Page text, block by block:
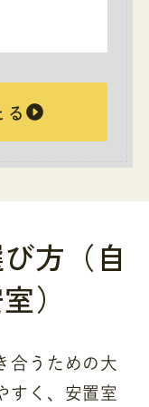
る
方（自
）
合うための大
すく、安置室